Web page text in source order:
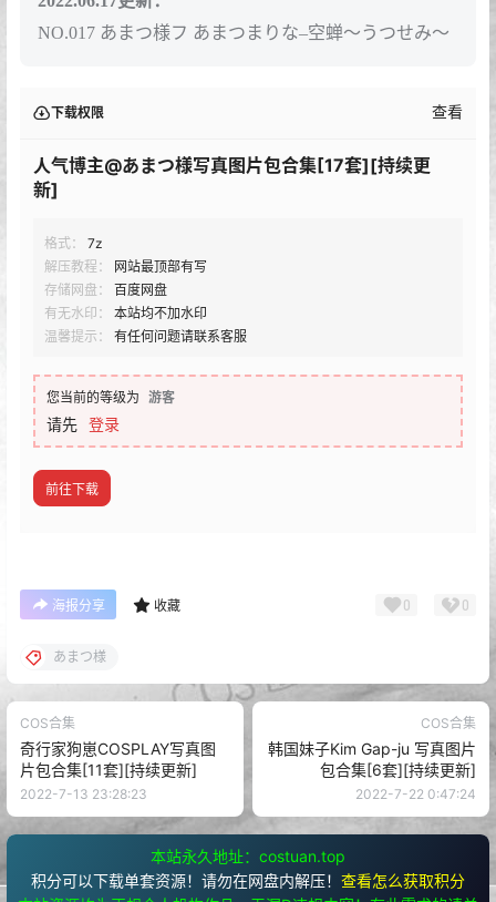
NO.017 あまつ様フ あまつまりな–空蝉～うつせみ～
下载权限 查看
人气博主@あまつ様写真图片包合集[17套][持续更
新]
格式：
7z
解压教程：
网站最顶部有写
存储网盘：
百度网盘
有无水印：
本站均不加水印
温馨提示：
有任何问题请联系客服
您当前的等级为 游客
请先 登录
前往下载
海报分享 收藏 0 0
あまつ様
COS合集
奇行家狗崽COSPLAY写真图
片包合集[11套][持续更新]
2022-7-13 23:28:23
COS合集
韩国妹子Kim Gap-ju 写真图片
包合集[6套][持续更新]
2022-7-22 0:47:24
本站永久地址：costuan.top
积分可以下载单套资源！请勿在网盘内解压！ 查看怎么获取积分